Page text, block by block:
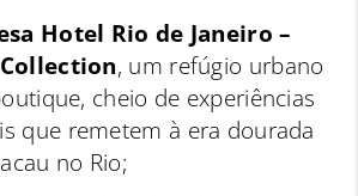
Hotel Rio de Janeiro –
, um refúgio urbano
cheio de experiências
que remetem à era dourada
no Rio;